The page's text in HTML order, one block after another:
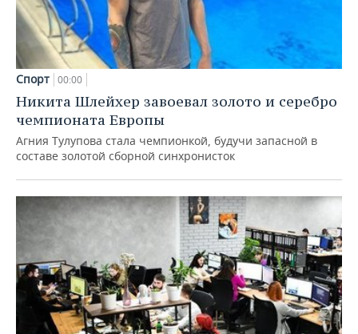
Спорт 00:00
Никита Шлейхер завоевал золото и серебро
чемпионата Европы
Агния Тулупова стала чемпионкой, будучи запасной в
составе золотой сборной синхронисток